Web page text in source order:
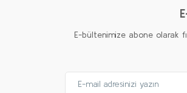
E-bültenimize abone olarak